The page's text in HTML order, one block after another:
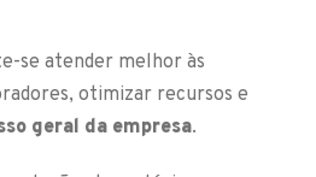
se atender melhor às
otimizar recursos e
geral da empresa.